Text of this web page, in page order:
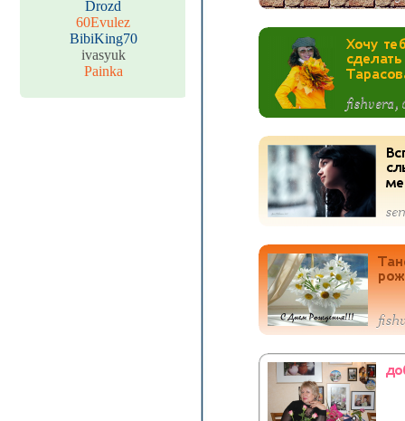
Drozd
60Evulez
BibiKing70
ivasyuk
Painka